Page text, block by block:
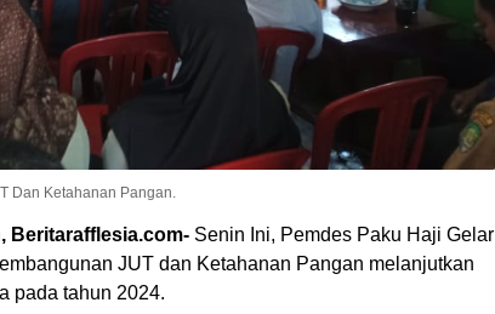
Dan Ketahanan Pangan.
Beritarafflesia.com- Senin Ini, Pemdes Paku Haji Gelar
JUT dan Ketahanan Pangan melanjutkan
pada tahun 2024.